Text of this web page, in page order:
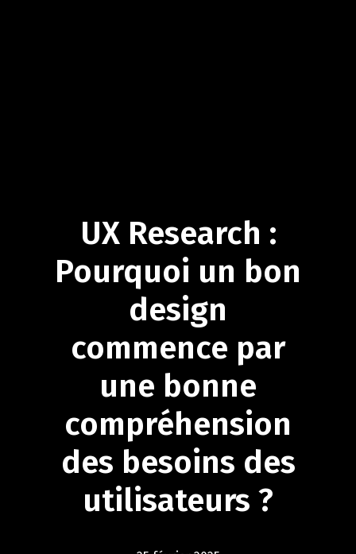
UX Research :
Pourquoi un bon
design
commence par
une bonne
compréhension
des besoins des
utilisateurs ?